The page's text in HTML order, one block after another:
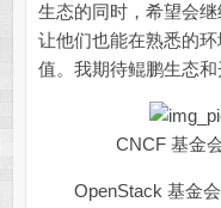
生态的同时，希望会
让他们也能在熟悉的
值。我期待鲲鹏生态
CNCF 基金
OpenStack 基金会